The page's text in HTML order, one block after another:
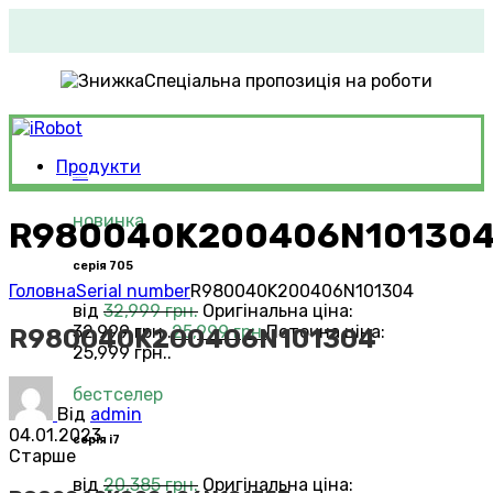
Спеціальна пропозиція на роботи
Продукти
новинка
серія 705
від 32,999грн. Оригінальна ціна:
32,999 грн..25,999грн.Поточна ціна:
25,999 грн..
бестселер
серія i7
від 20,385грн. Оригінальна ціна:
ГоловнаSerial numberR980040K200406N101304
R980040K200406N101304
Від admin
04.01.2023
Старше